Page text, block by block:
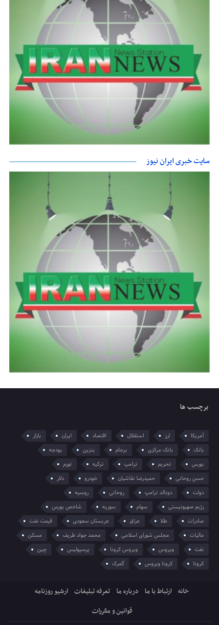
سایت خبری ایران نیوز
برچسب ها
آمریکا ارز استقلال اقتصاد ایران
بازار
بانک
بانک مرکزی برجام بنزین
بودجه
بورس
تحریم ترامپ ترکیه
تورم
حسن روحانی
حمیدرضا نقاشیان خودرو
دلار
دولت
دونالد ترامپ روحانی
روسیه
رژیم صهیونیستی
سهام سوریه
شاخص بورس
صادرات
طلا عراق عربستان سعودی
قیمت نفت
مالیات
مجلس شورای اسلامی محمد جواد ظریف
مسکن
نفت
ویروس ویروس کرونا پرسپولیس
چین
کرونا
کرونا ویروس گمرک
خانه ارتباط با ما درباره ما تعرفه تبلیغات ارشیو روزنامه
قوانین و مقررات